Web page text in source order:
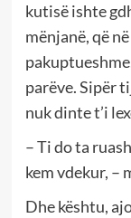
kutisë ishte
mënjanë, që
parëve. Sipër
nuk dinte t’i
– Ti do ta
kem vdekur, –
Dhe kështu,